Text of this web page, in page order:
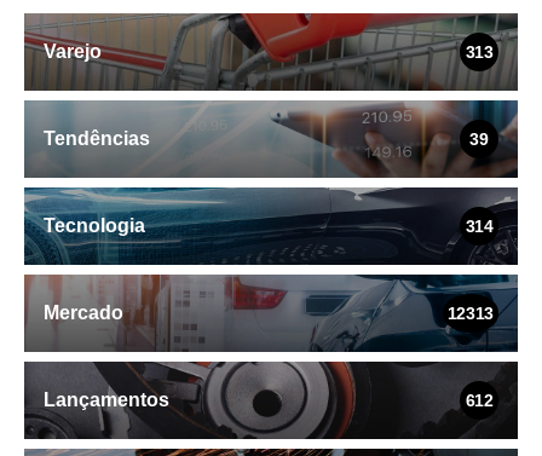
Varejo 313
Tendências 39
Tecnologia 314
Mercado 12313
Lançamentos 612